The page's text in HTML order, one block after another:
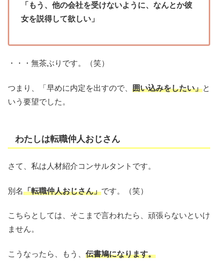
「もう、他の会社を受けないように、なんとか彼
女を説得して欲しい」
・・・無茶ぶりです。（笑）
つまり、「早めに内定を出すので、 囲い込みをしたい」と
いう要望でした。
わたしは転職仲人おじさん
さて、私は人材紹介コンサルタントです。
別名「転職仲人おじさん」です。（笑）
こちらとしては、そこまで言われたら、頑張らないといけ
ません。
こうなったら、もう、 伝書鳩になります。